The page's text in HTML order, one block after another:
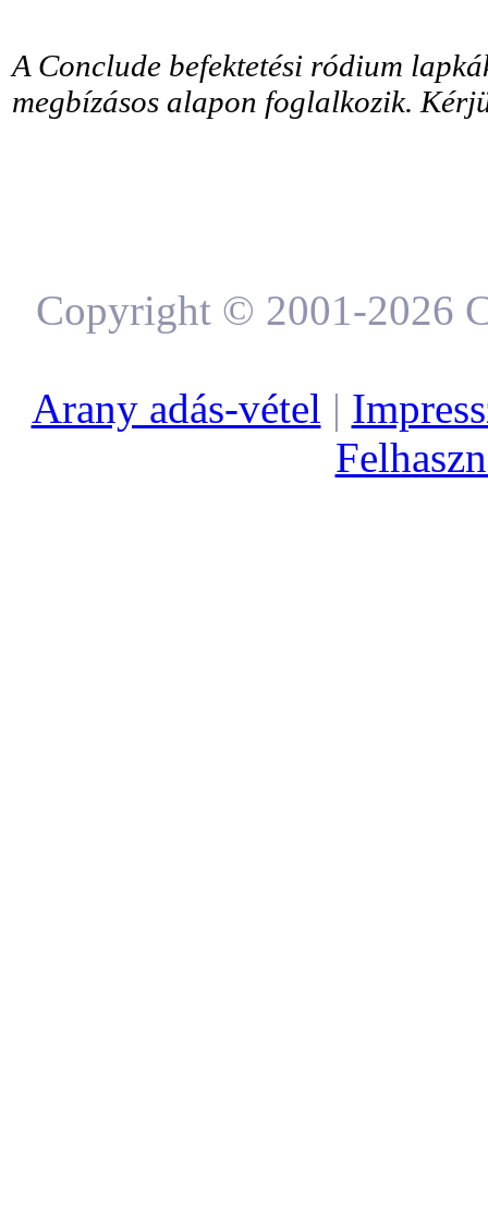
A Conclude befektetési ródium
megbízásos alapon foglalkozik.
Copyright © 2001-2026
Arany adás-vétel |